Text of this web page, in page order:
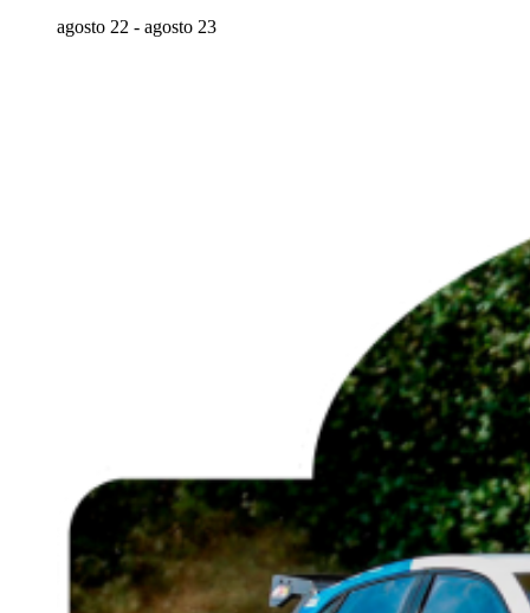
agosto 22 - agosto 23